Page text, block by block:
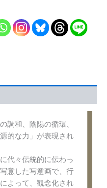
調和、陰陽の循環、
的な力」が表現され
代々伝統的に伝わっ
意した写意画で、行
よって、観念化され